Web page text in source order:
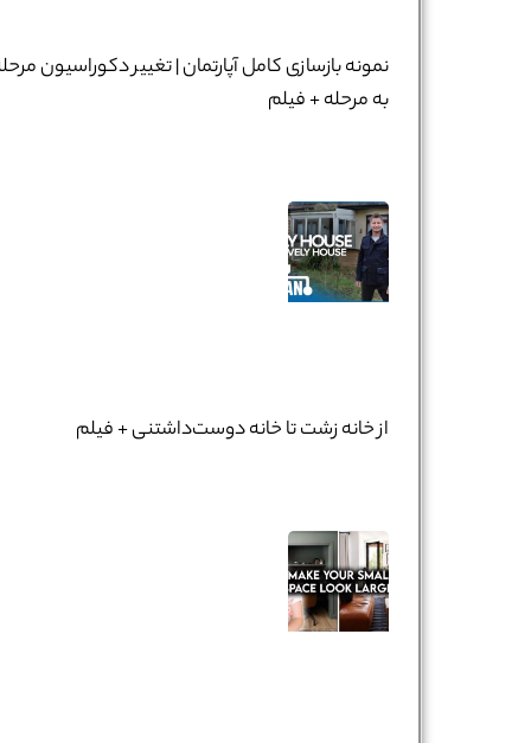
نمونه بازسازی کامل آپارتمان | تغییر دکوراسیون
به مرحله + فیلم
از خانه زشت تا خانه دوست‌داشتنی + فیلم
نام و نام خانوادگی : *